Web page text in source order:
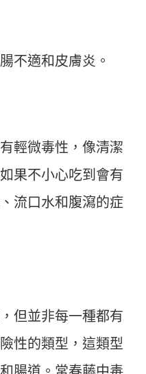
不適和皮膚炎。
輕微毒性，像清潔
果不小心吃到會有
流口水和腹瀉的症
但並非每一種都有
性的類型，這類型
腸道。常春藤中毒